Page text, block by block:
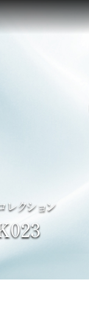
レクション